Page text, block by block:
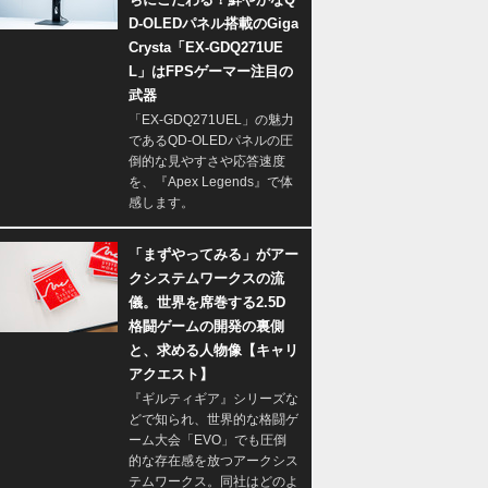
D-OLEDパネル搭載のGiga
Crysta「EX-GDQ271UE
L」はFPSゲーマー注目の
武器
「EX-GDQ271UEL」の魅力
であるQD-OLEDパネルの圧
倒的な見やすさや応答速度
を、『Apex Legends』で体
感します。
「まずやってみる」がアー
クシステムワークスの流
儀。世界を席巻する2.5D
格闘ゲームの開発の裏側
と、求める人物像【キャリ
アクエスト】
『ギルティギア』シリーズな
どで知られ、世界的な格闘ゲ
ーム大会「EVO」でも圧倒
的な存在感を放つアークシス
テムワークス。同社はどのよ